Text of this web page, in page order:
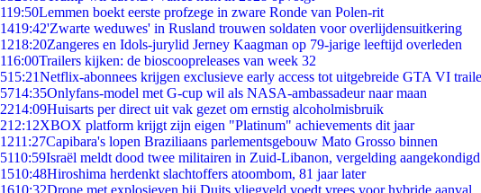
119:50Lemmen boekt eerste profzege in zware Ronde van Polen-rit
1419:42'Zwarte weduwes' in Rusland trouwen soldaten voor overlijdensuitkering
1218:20Zangeres en Idols-jurylid Jerney Kaagman op 79-jarige leeftijd overleden
116:00Trailers kijken: de bioscoopreleases van week 32
515:21Netflix-abonnees krijgen exclusieve early access tot uitgebreide GTA VI
5714:35Onlyfans-model met G-cup wil als NASA-ambassadeur naar maan
2214:09Huisarts per direct uit vak gezet om ernstig alcoholmisbruik
212:12XBOX platform krijgt zijn eigen "Platinum" achievements dit jaar
1211:27Capibara's lopen Braziliaans parlementsgebouw Mato Grosso binnen
5110:59Israël meldt dood twee militairen in Zuid-Libanon, vergelding aangekondigd
1510:48Hiroshima herdenkt slachtoffers atoombom, 81 jaar later
1610:32Drone met explosieven bij Duits vliegveld voedt vrees voor hybride aanval